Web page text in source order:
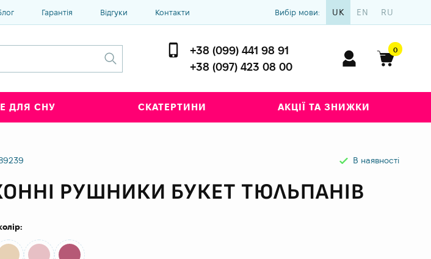
Гарантія Відгуки Контакти Вибір мови: UK EN RU
+38 (099) 441 98 91
+38 (097) 423 08 00
0
ДЛЯ СНУ СКАТЕРТИНИ АКЦІЇ ТА ЗНИЖКИ
В наявності
РУШНИКИ БУКЕТ ТЮЛЬПАНІВ